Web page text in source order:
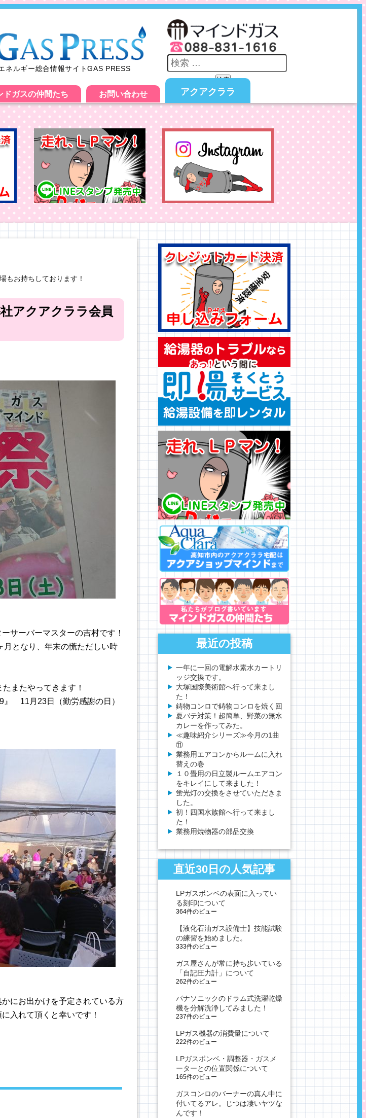
ネルギー総合情報サイトGAS PRESS
検索
ドガスの仲間たち お問い合わせ アクアクララ
もお持ちしております！
アクアクララ会員
サーバーマスターの吉村です！
となり、年末の慌ただしい時
たまたやってきます！
』 11月23日（勤労感謝の日）
にお出かけを予定されている方
入れて頂くと幸いです！
最近の投稿
一年に一回の電解水素水カートリ
ッジ交換です。
大塚国際美術館へ行って来まし
た！
鋳物コンロで鋳物コンロを焼く回
夏バテ対策！超簡単、野菜の無水
カレーを作ってみた。
≪趣味紹介シリーズ≫今月の1曲
⑪
業務用エアコンからルームに入れ
替えの巻
１０畳用の日立製ルームエアコン
をキレイにして来ました！
蛍光灯の交換をさせていただきま
した。
初！四国水族館へ行って来まし
た！
業務用焼物器の部品交換
直近30日の人気記事
LPガスボンベの表面に入ってい
る刻印について
364件のビュー
【液化石油ガス設備士】技能試験
の練習を始めました。
333件のビュー
ガス屋さんが常に持ち歩いている
「自記圧力計」について
262件のビュー
パナソニックのドラム式洗濯乾燥
機を分解洗浄してみました！
237件のビュー
LPガス機器の消費量について
222件のビュー
LPガスボンベ・調整器・ガスメ
ーターとの位置関係について
165件のビュー
ガスコンロのバーナーの真ん中に
付いてるアレ。じつは凄いヤツな
んです！